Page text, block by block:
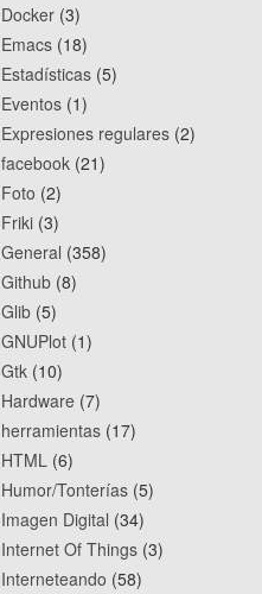
Docker (3)
Emacs (18)
Estadísticas (5)
Eventos (1)
Expresiones regulares (2)
facebook (21)
Foto (2)
Friki (3)
General (358)
Github (8)
Glib (5)
GNUPlot (1)
Gtk (10)
Hardware (7)
herramientas (17)
HTML (6)
Humor/Tonterías (5)
Imagen Digital (34)
Internet Of Things (3)
Interneteando (58)